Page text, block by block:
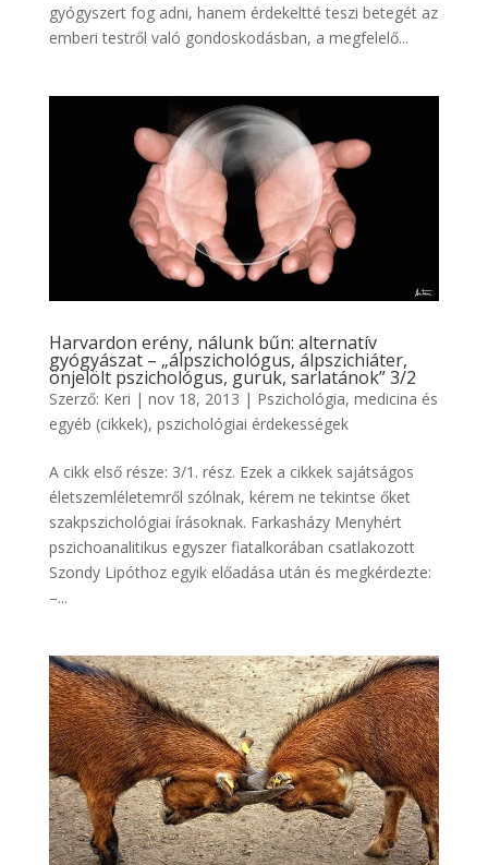
gyógyszert fog adni, hanem érdekeltté teszi betegét az
emberi testről való gondoskodásban, a megfelelő...
Harvardon erény, nálunk bűn: alternatív
gyógyászat – „álpszichológus, álpszichiáter,
önjelölt pszichológus, guruk, sarlatánok” 3/2
Szerző: Keri | nov 18, 2013 | Pszichológia, medicina és
egyéb (cikkek), pszichológiai érdekességek
A cikk első része: 3/1. rész. Ezek a cikkek sajátságos
életszemléletemről szólnak, kérem ne tekintse őket
szakpszichológiai írásoknak. Farkasházy Menyhért
pszichoanalitikus egyszer fiatalkorában csatlakozott
Szondy Lipóthoz egyik előadása után és megkérdezte:
–...